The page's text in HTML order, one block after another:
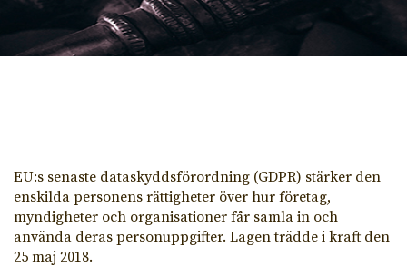
EU:s senaste dataskyddsförordning (GDPR) stärker den
enskilda personens rättigheter över hur företag,
myndigheter och organisationer får samla in och
använda deras personuppgifter. Lagen trädde i kraft den
25 maj 2018.